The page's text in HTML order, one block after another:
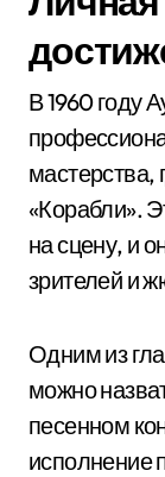
В 1960 году
мастерства,
«Корабли».
на сцену, и
зрителей и
Одним из
можно
песенном
исполнение